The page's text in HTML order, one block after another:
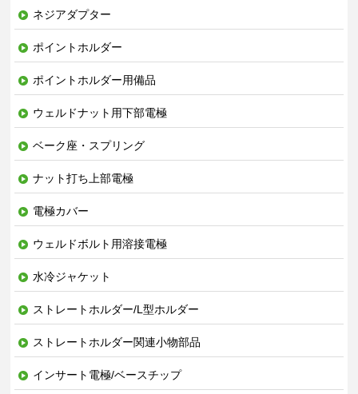
ネジアダプター
ポイントホルダー
ポイントホルダー用備品
ウェルドナット用下部電極
ベーク座・スプリング
ナット打ち上部電極
電極カバー
ウェルドボルト用溶接電極
水冷ジャケット
ストレートホルダー/L型ホルダー
ストレートホルダー関連小物部品
インサート電極/ベースチップ